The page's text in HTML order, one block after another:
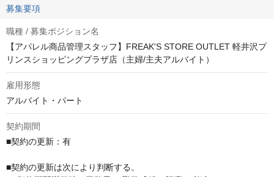
募集要項
職種 / 募集ポジション名
【アパレル商品管理スタッフ】FREAK'S STORE OUTLET 軽井沢プ
リンスショッピングプラザ店（主婦/主夫アルバイト）
雇用形態
アルバイト・パート
契約期間
■契約の更新：有
■契約の更新は次により判断する。